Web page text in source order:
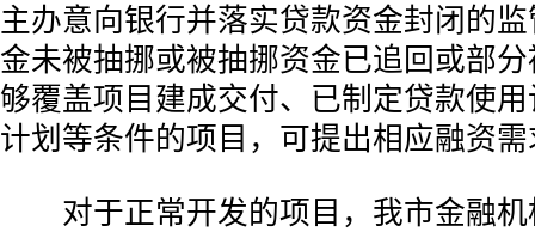
主办意向银行并落实贷款资金封闭的
金未被抽挪或被抽挪资金已追回或部
够覆盖项目建成交付、已制定贷款使
计划等条件的项目，可提出相应融资
对于正常开发的项目，我市金融机